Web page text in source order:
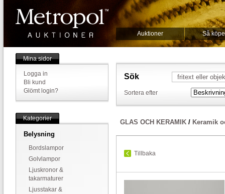
Auktioner Så
Mina sidor
Logga in
Bli kund
Glömt login?
Kategorier
Belysning
Bordslampor
Golvlampor
Ljuskronor &
takarmaturer
Ljusstakar &
Sök
Sortera efter
GLAS OCH KERAMIK / Keramik
Tillbaka